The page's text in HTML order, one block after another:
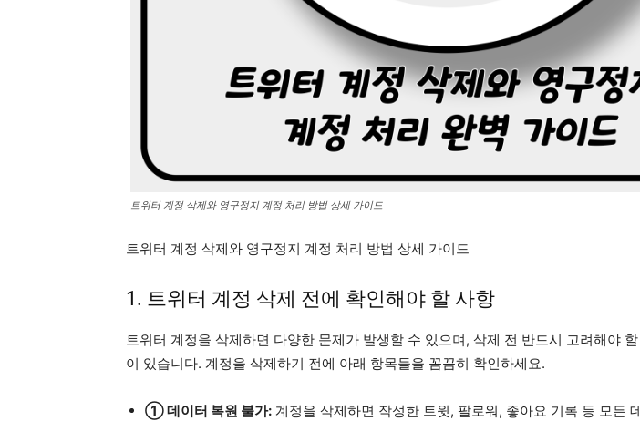
트위터 계정 삭제와 영구정지 계정 처리 방법 상세 가이드
트위터 계정 삭제와 영구정지 계정 처리 방법 상세 가이드
1. 트위터 계정 삭제 전에 확인해야 할 사항
트위터 계정을 삭제하면 다양한 문제가 발생할 수 있으며, 삭제 전 반드시 고려해야
이 있습니다. 계정을 삭제하기 전에 아래 항목들을 꼼꼼히 확인하세요.
① 데이터 복원 불가: 계정을 삭제하면 작성한 트윗, 팔로워, 좋아요 기록 등 모든